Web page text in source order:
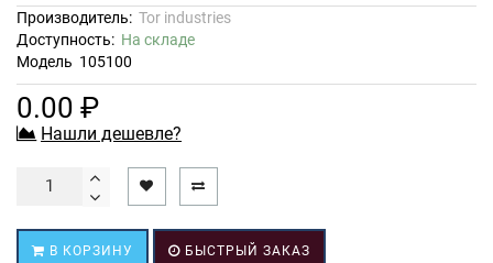
Производитель: Tor industries
Доступность: На складе
Модель 105100
0.00 ₽
Нашли дешевле?
В КОРЗИНУ БЫСТРЫЙ ЗАКАЗ